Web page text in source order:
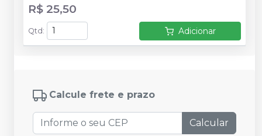
R$ 25,50
Qtd : Adicionar
Calcule frete e prazo
Calcular